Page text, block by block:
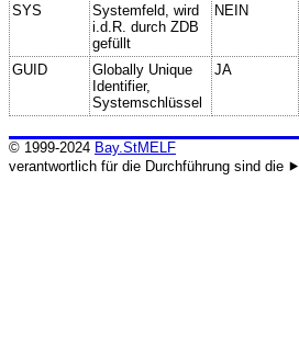
SYS
Systemfeld, wird
i.d.R. durch ZDB
gefüllt
NEIN
GUID
Globally Unique
Identifier,
Systemschlüssel
JA
© 1999-2024 Bay.StMELF
verantwortlich für die Durchführung sind die ⯈